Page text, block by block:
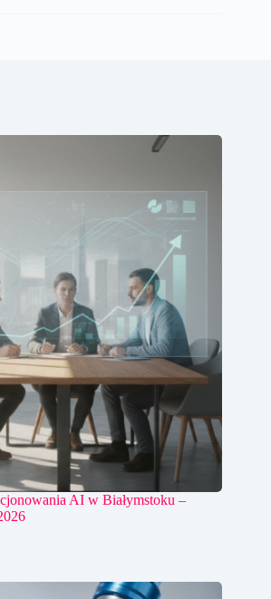
AI w Białymstoku –